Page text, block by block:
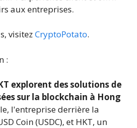
aux entreprises.
visitez CryptoPotato.
:
explorent des solutions de
sur la blockchain à Hong
l'entreprise derrière la
Coin (USDC), et HKT, un